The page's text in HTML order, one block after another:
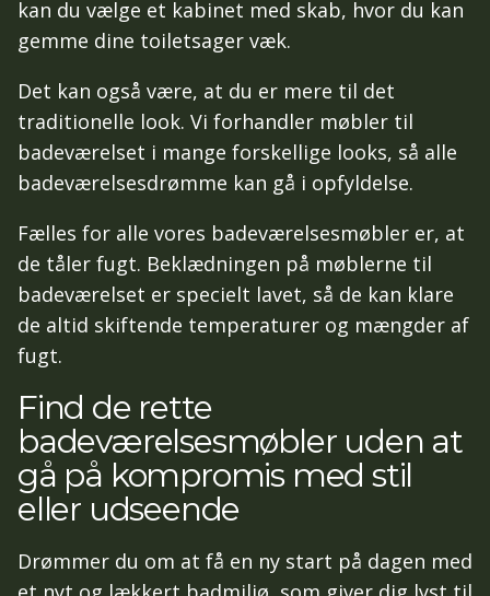
kan du vælge et kabinet med skab, hvor du kan
gemme dine toiletsager væk.
Det kan også være, at du er mere til det
traditionelle look. Vi forhandler møbler til
badeværelset i mange forskellige looks, så alle
badeværelsesdrømme kan gå i opfyldelse.
Fælles for alle vores badeværelsesmøbler er, at
de tåler fugt. Beklædningen på møblerne til
badeværelset er specielt lavet, så de kan klare
de altid skiftende temperaturer og mængder af
fugt.
Find de rette
badeværelsesmøbler uden at
gå på kompromis med stil
eller udseende
Drømmer du om at få en ny start på dagen med